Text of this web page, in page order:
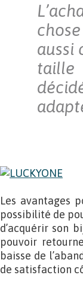
aussi
taille
Les avantages
possibilité de
d’acquérir son
pouvoir
baisse de
de satisfaction